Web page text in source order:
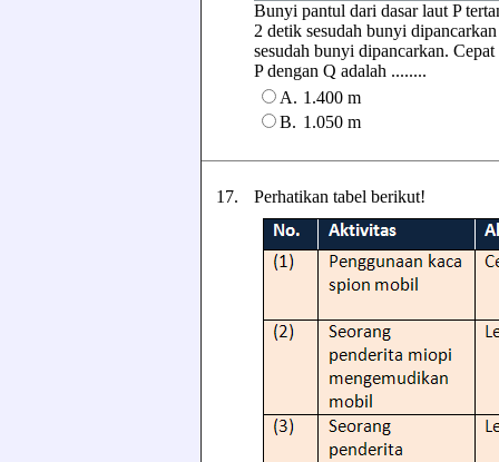
Bunyi pantul dari dasar laut P
2 detik sesudah bunyi
sesudah bunyi dipancarkan.
P dengan Q adalah ........
A. 1.400 m
B. 1.050 m
17. Perhatikan tabel berikut!